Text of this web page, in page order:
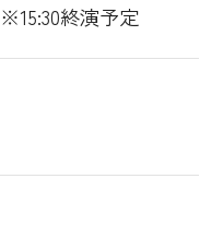
終演予定